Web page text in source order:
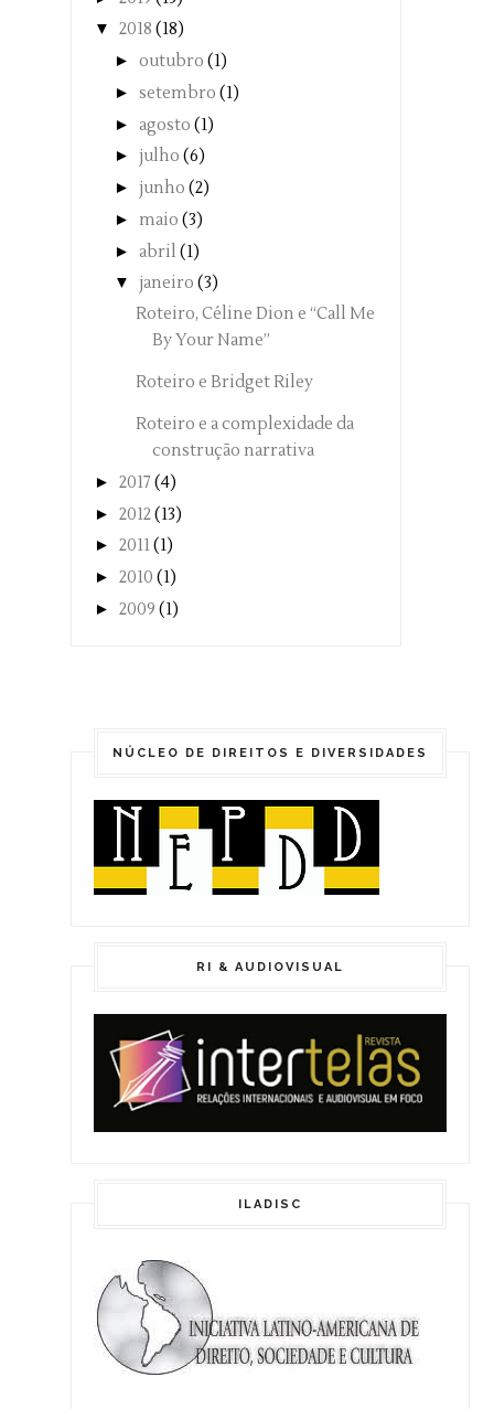
▼ 2018 (18)
► outubro (1)
► setembro (1)
► agosto (1)
► julho (6)
► junho (2)
► maio (3)
► abril (1)
▼ janeiro (3)
Roteiro, Céline Dion e “Call Me
By Your Name”
Roteiro e Bridget Riley
Roteiro e a complexidade da
construção narrativa
► 2017 (4)
► 2012(13)
► 2011(1)
► 2010 (1)
► 2009 (1)
NÚCLEO DE DIREITOS E DIVERSIDADES
RI & AUDIOVISUAL
ILADISC